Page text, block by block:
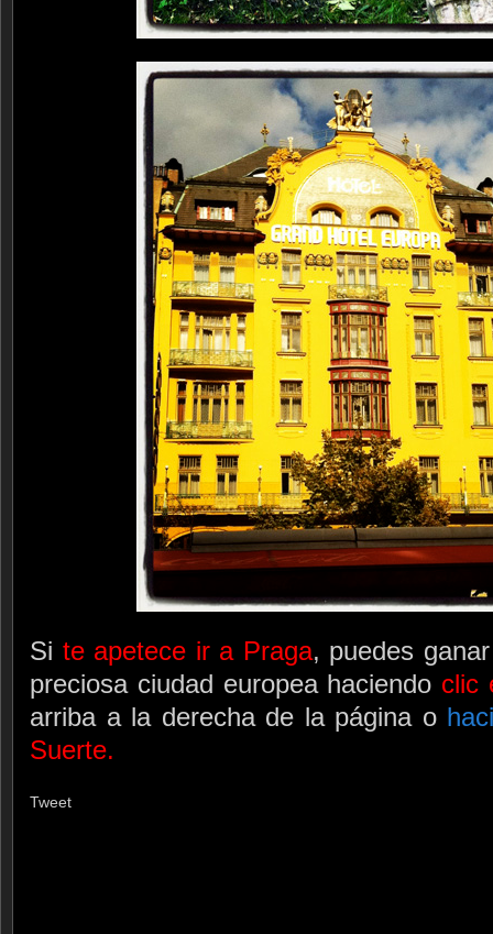
Si te apetece ir a Praga, puedes
preciosa ciudad europea haciendo clic
arriba a la derecha de la página o
Suerte.
Tweet